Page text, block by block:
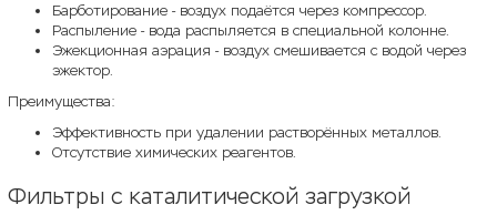
Барботирование - воздух подаётся через компрессор.
Распыление - вода распыляется в специальной колонне.
Эжекционная аэрация - воздух смешивается с водой через
эжектор.
Преимущества:
Эффективность при удалении растворённых металлов.
Отсутствие химических реагентов.
Фильтры с каталитической загрузкой